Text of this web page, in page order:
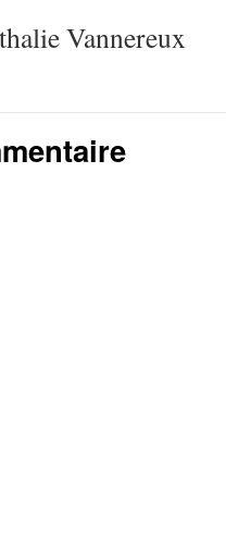
Vannereux